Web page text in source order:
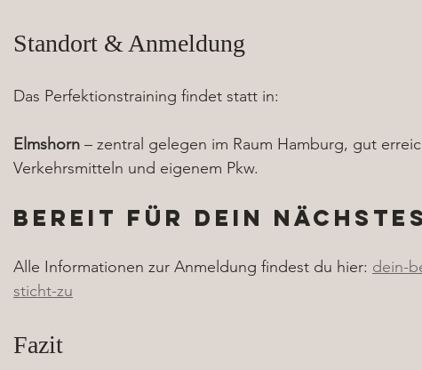
Standort & Anmeldung
Das Perfektionstraining findet statt in:
Elmshorn – zentral gelegen im Raum Hamburg, gut
Verkehrsmitteln und eigenem Pkw.
Bereit für dein
Alle Informationen zur Anmeldung findest du hier: dein-
sticht-zu
Fazit